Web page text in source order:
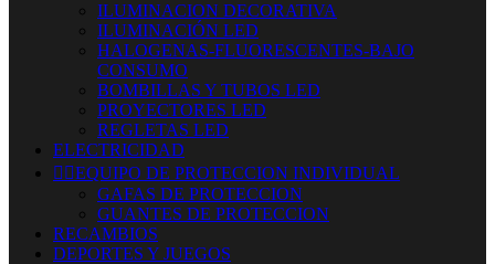
ILUMINACION DECORATIVA
ILUMINACIÓN LED
HALOGENAS-FLUORESCENTES-BAJO
CONSUMO
BOMBILLAS Y TUBOS LED
PROYECTORES LED
REGLETAS LED
ELECTRICIDAD
 EQUIPO DE PROTECCION INDIVIDUAL
GAFAS DE PROTECCION
GUANTES DE PROTECCION
RECAMBIOS
DEPORTES Y JUEGOS